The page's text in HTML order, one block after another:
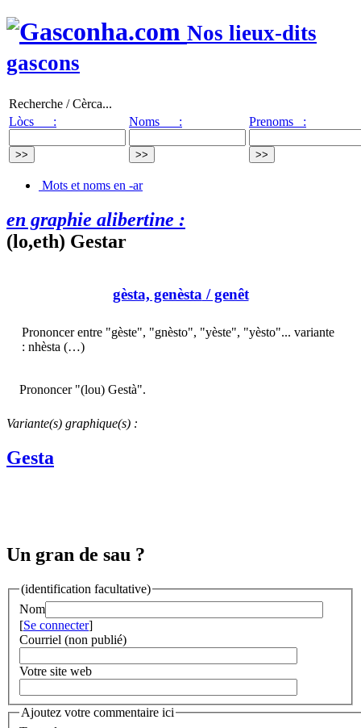
Nos lieux-dits
gascons
Recherche / Cèrca...
Lòcs :
Noms : Prenoms :
Mots et noms en -ar
en graphie alibertine :
(lo,eth) Gestar
gèsta, genèsta/ genêt
Prononcer entre "gèste", "gnèsto", "yèste", "yèsto"... variante
: nhèsta (…)
Prononcer "(lou) Gestà".
Variante(s) graphique(s) :
Gesta
Un gran de sau ?
(identification facultative)
Nom
[Se connecter]
Courriel (non publié)
Votre site web
Ajoutez votre commentaire ici